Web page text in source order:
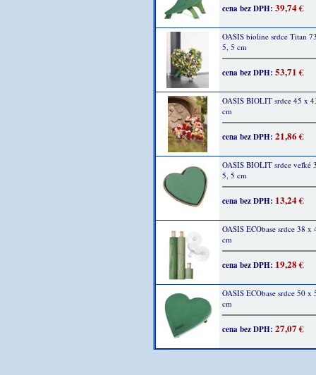
cena bez DPH: 39,74 €
OASIS bioline srdce Titan
5, 5 cm
cena bez DPH: 53,71 €
OASIS BIOLIT srdce 45 x
cm
cena bez DPH: 21,86 €
OASIS BIOLIT srdce veľké
5, 5 cm
cena bez DPH: 13,24 €
OASIS ECObase srdce 38 x
cm
cena bez DPH: 19,28 €
OASIS ECObase srdce 50 x
cm
cena bez DPH: 27,07 €